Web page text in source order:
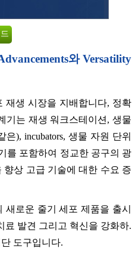
와 Versatility
재생 시장을 지배합니다, 정확
기는 재생 워크스테이션, 생물
), incubators, 생물 자원 단위
를 포함하여 정교한 공구의 광
상 고급 기술에 대한 수요 증
새로운 줄기 세포 제품을 출시
료 발견 그리고 혁신을 강화하.
도구입니다.